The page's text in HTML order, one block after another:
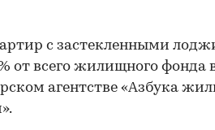
с застекленными
от всего жилищного фонда
агентстве «Азбука